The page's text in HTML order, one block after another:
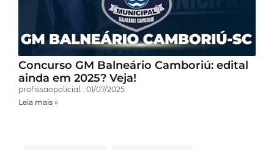
Concurso GM Balneário Camboriú: edital
ainda em 2025? Veja!
profissaopolicial
01/07/2025
Leia mais »